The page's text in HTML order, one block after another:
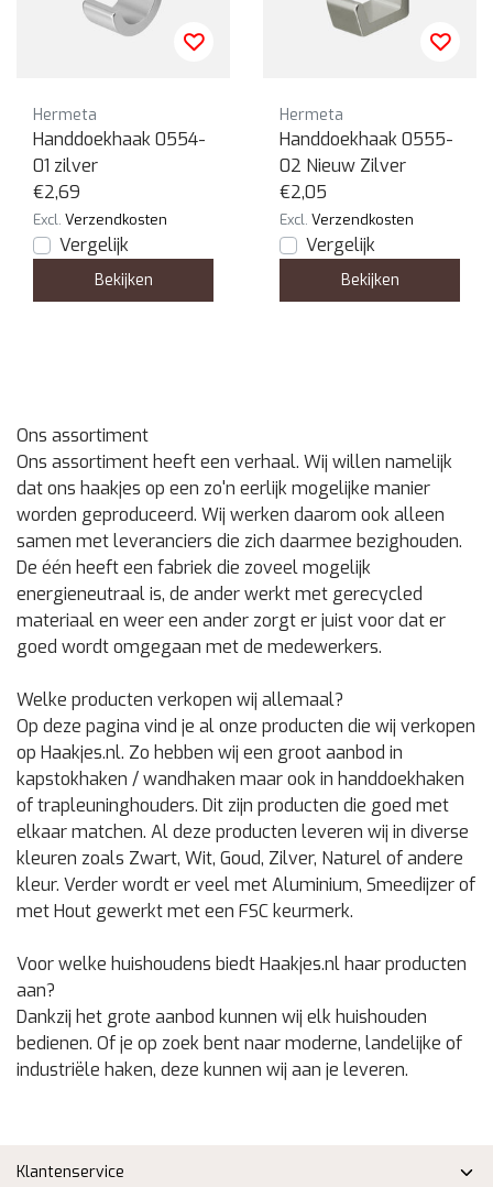
Hermeta
Handdoekhaak 0554-
01 zilver
€2,69
Excl. Verzendkosten
Vergelijk
Bekijken
Hermeta
Handdoekhaak 0555-
02 Nieuw Zilver
€2,05
Excl. Verzendkosten
Vergelijk
Bekijken
Ons assortiment
Ons assortiment heeft een verhaal. Wij willen namelijk
dat ons haakjes op een zo'n eerlijk mogelijke manier
worden geproduceerd. Wij werken daarom ook alleen
samen met leveranciers die zich daarmee bezighouden.
De één heeft een fabriek die zoveel mogelijk
energieneutraal is, de ander werkt met gerecycled
materiaal en weer een ander zorgt er juist voor dat er
goed wordt omgegaan met de medewerkers.
Welke producten verkopen wij allemaal?
Op deze pagina vind je al onze producten die wij verkopen
op Haakjes.nl. Zo hebben wij een groot aanbod in
kapstokhaken / wandhaken maar ook in handdoekhaken
of trapleuninghouders. Dit zijn producten die goed met
elkaar matchen. Al deze producten leveren wij in diverse
kleuren zoals Zwart, Wit, Goud, Zilver, Naturel of andere
kleur. Verder wordt er veel met Aluminium, Smeedijzer of
met Hout gewerkt met een FSC keurmerk.
Voor welke huishoudens biedt Haakjes.nl haar producten
aan?
Dankzij het grote aanbod kunnen wij elk huishouden
bedienen. Of je op zoek bent naar moderne, landelijke of
industriële haken, deze kunnen wij aan je leveren.
Klantenservice